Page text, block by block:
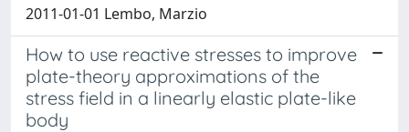
2011-01-01 Lembo, Marzio
How to use reactive stresses to improve
plate-theory approximations of the
stress field in a linearly elastic plate-like
body